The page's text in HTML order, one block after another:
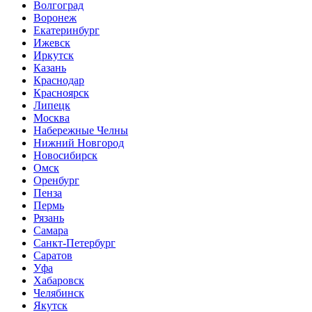
Волгоград
Воронеж
Екатеринбург
Ижевск
Иркутск
Казань
Краснодар
Красноярск
Липецк
Москва
Набережные Челны
Нижний Новгород
Новосибирск
Омск
Оренбург
Пенза
Пермь
Рязань
Самара
Санкт-Петербург
Саратов
Уфа
Хабаровск
Челябинск
Якутск